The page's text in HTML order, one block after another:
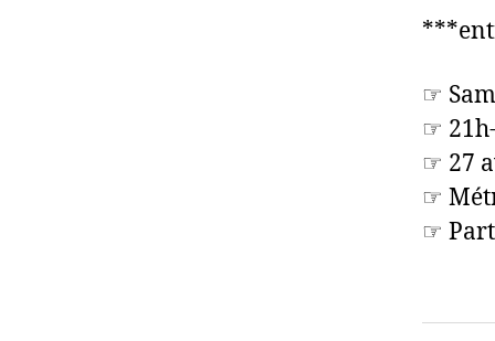
☞
☞
☞ 27
☞
☞